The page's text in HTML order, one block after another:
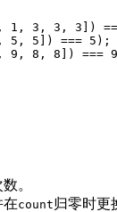
1, 3, 3, 3])
5, 5]) === 5);
9, 8, 8]) ===
。
在count归零时更